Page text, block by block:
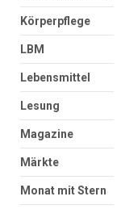
Körperpflege
LBM
Lebensmittel
Lesung
Magazine
Märkte
Monat mit Stern